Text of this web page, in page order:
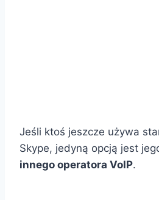
Jeśli ktoś jeszcze używa
Skype, jedyną opcją jest
innego operatora VoIP.